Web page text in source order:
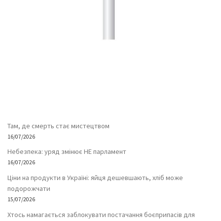
Там, де смерть стає мистецтвом
16/07/2026
Небезпека: уряд змінює НЕ парламент
16/07/2026
Ціни на продукти в Україні: яйця дешевшають, хліб може
подорожчати
15/07/2026
Хтось намагається заблокувати постачання боєприпасів для